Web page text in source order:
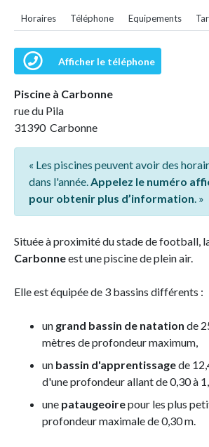
Horaires Téléphone Equipements
Afficher le téléphone
Piscine à Carbonne
rue du Pila
31390 Carbonne
« Les piscines peuvent avoir des
dans l'année.Appelez le numéro
pour obtenir plus d’information. »
Située à proximité du stade de football,
Carbonneest une piscine de plein air.
Elle est équipée de 3 bassins différents :
un grand bassin de natation de
mètres de profondeur maximum,
un bassin d'apprentissagede
d'une profondeur allant de 0,30 à
une pataugeoirepour les plus
profondeur maximale de 0,30 m.